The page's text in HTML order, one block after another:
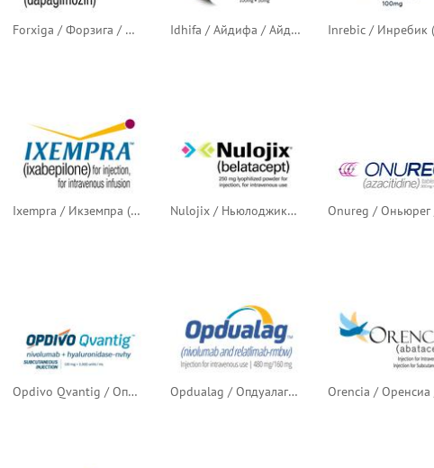
Forxiga / Форзига / Форсига (дапаглифлозин) — европейский логотип Idhifa / Айдифа / Айдхифа (энасидениб)
Ixempra / Икземпра (иксабепилон) Nulojix / Ньюлоджикс / Нулоджикс (белатацепт)
Opdivo Qvantig / Опдиво Кьюва́нтиг / Опдиво Квантиг (ниволумаб + гиалуронидаза) Opdualag / Опдуалаг (ниволумаб + релатлимаб)